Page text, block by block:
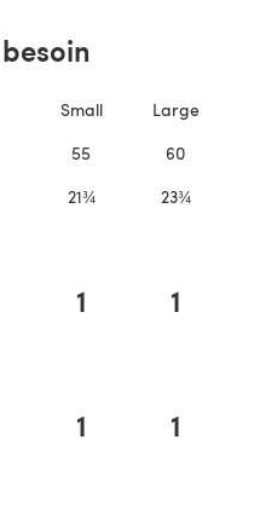
Small Large
55 60
21¾ 23¾
1 1
1 1